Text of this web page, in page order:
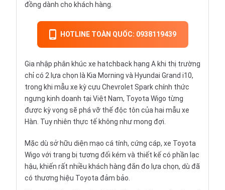
đồng dành cho khách hàng.
HOTLINE TOÀN QUỐC: 0938119439
Gia nhập phân khúc xe hatchback hạng A khi thị trường
chỉ có 2 lựa chọn là Kia Morning và Hyundai Grand i10,
trong khi mẫu xe kỳ cựu Chevrolet Sparkchính thức
ngưng kinh doanh tại Việt Nam, Toyota Wigo từng
được kỳ vọng sẽ phá vỡ thế độc tôn của hai mẫu xe
Hàn. Tuy nhiên thực tế không như mong đợi.
Mặc dù sở hữu diện mạo cá tính, cứng cáp, xe Toyota
Wigo với trang bị tương đối kém và thiết kế có phần lạc
hậu, khiến rất nhiều khách hàng đắn đo lựa chọn, dù đã
có thương hiệu Toyota đảm bảo.